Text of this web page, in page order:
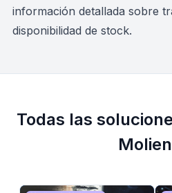
información detallada sobre
disponibilidad de stock.
Todas las